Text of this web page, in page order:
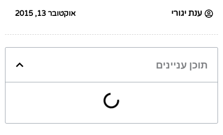
ענת יגורי אוקטובר 13, 2015
תוכן עניינים